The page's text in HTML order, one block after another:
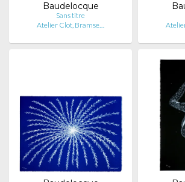
Baudelocque
Sans titre
Atelier Clot, Bramse…